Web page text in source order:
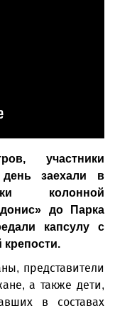
участники
заехали в
колонной
до Парка
капсулу с
крепости.
представители
а также дети,
в составах